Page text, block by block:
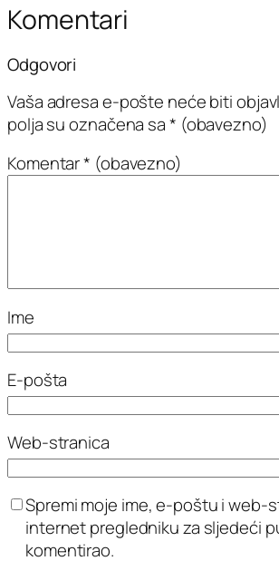
Komentari
Odgovori
Vaša adresa e-pošte neće biti
polja su označena sa* (obavezno)
Komentar* (obavezno)
Ime
E-pošta
Web-stranica
Spremi moje ime, e-poštu i web-
internet pregledniku za sljedeći
komentirao.